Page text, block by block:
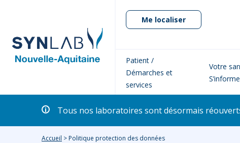
Me localiser
Patient /
Démarches et
services
Votre
Tous nos laboratoires sont désormais
Accueil > Politique protection des données